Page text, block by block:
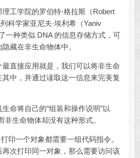
学院的罗伯特⋅格拉斯（Robert
科学家亚尼夫·埃利希（Yaniv
一种类似 DNA 的信息存储方式，可
藏在非生命物体中。
直接应用就是，我们可以将非生命
中，并通过读取这一信息来完美复
将自己的“组装和操作说明”以
非生命物体却没有这种形式。
一个对象都需要一组代码指令。
次打印同一对象，那么需要访问该